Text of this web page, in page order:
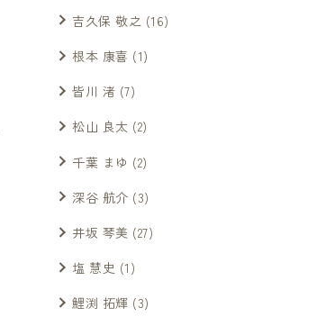
吉久保 敬之 (16)
根本 康喜 (1)
皆川 渚 (7)
松山 良太 (2)
千葉 まゆ (2)
深谷 航介 (3)
井坂 琴美 (27)
塩 慧史 (1)
鯉渕 拓輝 (3)